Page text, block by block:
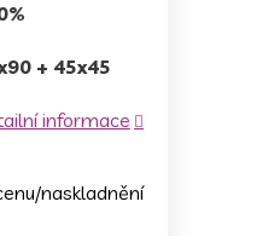
+ 45x45
informace